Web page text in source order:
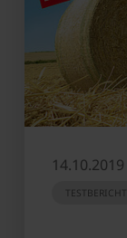
14.10.2019
TESTBERICHT